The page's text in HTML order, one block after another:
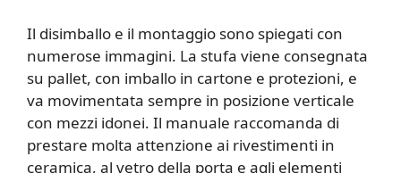
Il disimballo e il montaggio sono spiegati con
numerose immagini. La stufa viene consegnata
su pallet, con imballo in cartone e protezioni, e
va movimentata sempre in posizione verticale
con mezzi idonei. Il manuale raccomanda di
prestare molta attenzione ai rivestimenti in
ceramica, al vetro della porta e agli elementi